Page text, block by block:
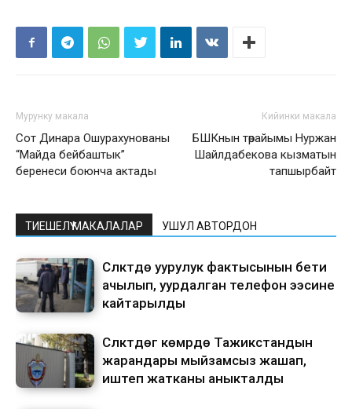
Мурунку макала
Сот Динара Ошурахунованы
“Майда бейбаштык”
беренеси боюнча актады
Кийинки макала
БШКнын төрайымы Нуржан
Шайлдабекова кызматын
тапшырбайт
ТИЕШЕЛҮҮ МАКАЛАЛАР УШУЛ АВТОРДОН
Сүлүктүдө уурулук фактысынын бети
ачылып, уурдалган телефон ээсине
кайтарылды
Сүлүктүдөгү көмүрдө Тажикстандын
жарандары мыйзамсыз жашап,
иштеп жатканы аныкталды